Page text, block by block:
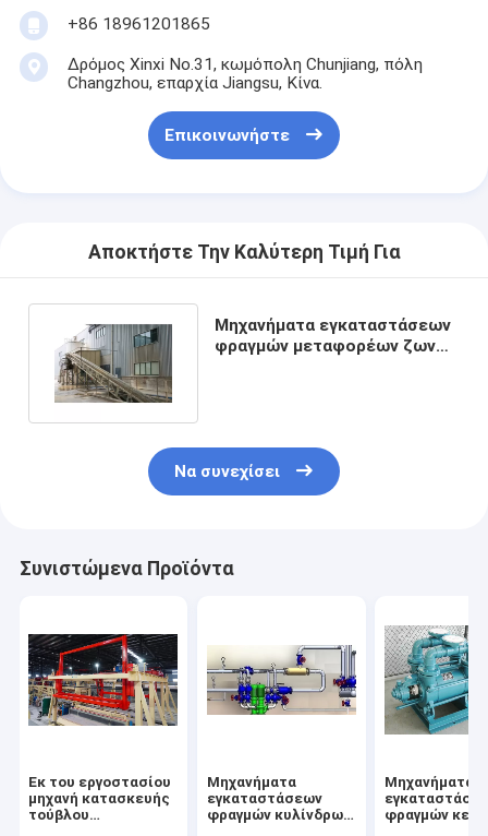
+86 18961201865
Δρόμος Xinxi No.31, κωμόπολη Chunjiang, πόλη
Changzhou, επαρχία Jiangsu, Κίνα.
Επικοινωνήστε
Αποκτήστε Την Καλύτερη Τιμή Για
Μηχανήματα εγκαταστάσεων
φραγμών μεταφορέων ζωνών
Να συνεχίσει
Συνιστώμενα Προϊόντα
Εκ του εργοστασίου
μηχανή κατασκευής
τούβλου
Μηχανήματα
εγκαταστάσεων
φραγμών κυλίνδρων
Μηχανήματα
φραγμών